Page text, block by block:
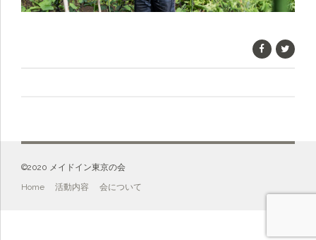
©️2020 メイドイン東京の会
Home 活動内容 会について